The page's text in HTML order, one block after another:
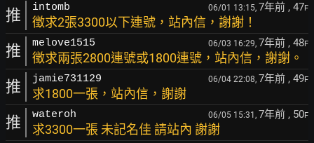
推 intomb 06/01 13:15, 7年前 , 47F
徵求2張3300以下連號，站內信，謝謝！
推 melove1515 06/03 16:29, 7年前 , 48F
徵求兩張2800連號或1800連號，站內信，謝謝。
推 jamie731129 06/04 22:08, 7年前 , 49F
求1800一張，站內信，謝謝
推 wateroh 06/05 15:31, 7年前 , 50F
求3300一張 未記名佳 請站內 謝謝